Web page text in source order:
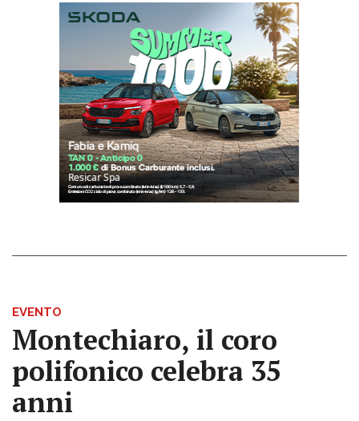
EVENTO
Montechiaro, il coro
polifonico celebra 35
anni